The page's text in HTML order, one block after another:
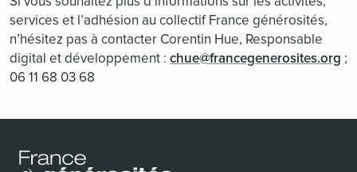
services et l’adhésion au collectif France générosités,
n’hésitez pas à contacter Corentin Hue, Responsable
digital et développement : chue@francegenerosites.org ;
06 11 68 03 68